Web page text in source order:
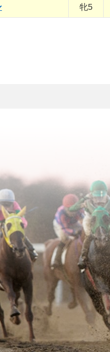
牝5